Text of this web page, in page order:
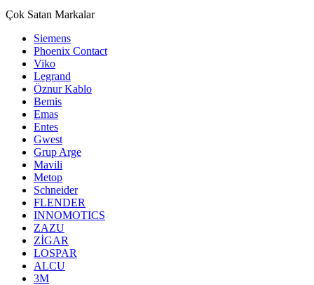
Çok Satan Markalar
Siemens
Phoenix Contact
Viko
Legrand
Öznur Kablo
Bemis
Emas
Entes
Gwest
Grup Arge
Mavili
Metop
Schneider
FLENDER
INNOMOTICS
ZAZU
ZİGAR
LOSPAR
ALCU
3M